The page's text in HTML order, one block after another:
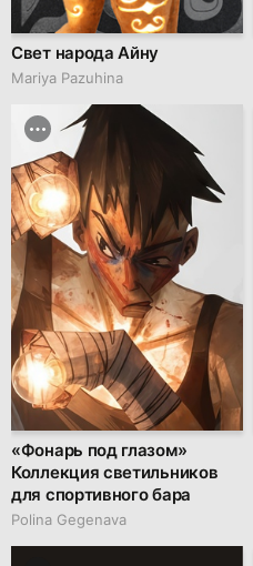
Свет народа Айну
Mariya Pazuhina
«Фонарь под глазом»
Коллекция светильников
для спортивного бара
Polina Gegenava